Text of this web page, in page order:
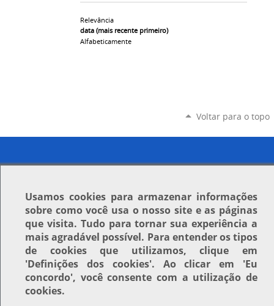
Relevância
data (mais recente primeiro)
Alfabeticamente
Voltar para o topo
Usamos cookiespara armazenar informações
sobre como você usa o nosso site e as páginas
que visita. Tudo para tornar sua experiência a
mais agradável possível. Para entender os tipos
de cookies que utilizamos, clique em
'Definições dos cookies'. Ao clicar em 'Eu
concordo', você consente com a utilização de
cookies.